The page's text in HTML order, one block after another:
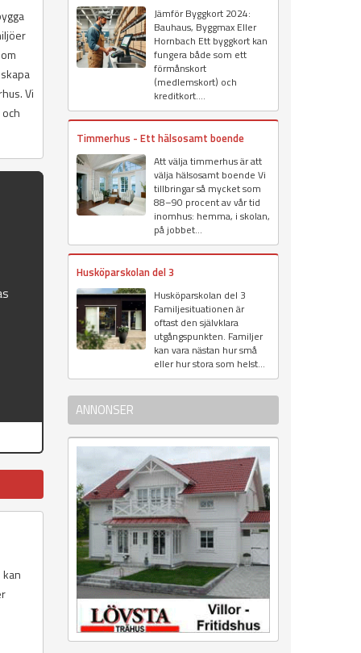
Vi
Jämför Byggkort 2024:
Bauhaus, Byggmax Eller
Hornbach Ett byggkort kan
fungera både som ett
förmånskort
(medlemskort) och
kreditkort....
Timmerhus - Ett hälsosamt boende
Att välja timmerhus är att
välja hälsosamt boende Vi
tillbringar så mycket som
88–90 procent av vår tid
inomhus: hemma, i skolan,
på jobbet...
Husköparskolan del 3
Husköparskolan del 3
Familjesituationen är
oftast den självklara
utgångspunkten. Familjer
kan vara nästan hur små
eller hur stora som helst...
ANNONSER